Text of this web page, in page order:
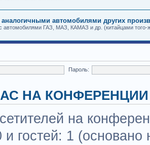
автомобилями других
ГАЗ, МАЗ, КАМАЗ и др. (китайцами того-
Пароль:
НА КОНФЕРЕНЦИИ
на
гостей: 1 (основано